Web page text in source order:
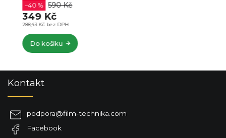
288,43 Kč bez DPH
–40 % 590 Kč
349 Kč
Do košíku
Kontakt
podpora@film-technika.com
Facebook